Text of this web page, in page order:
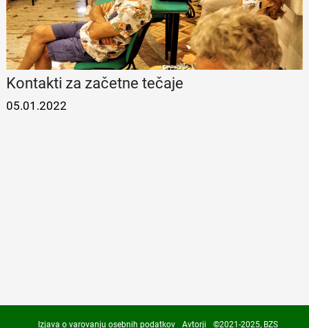
Kontakti za začetne tečaje
05.01.2022
Izjava o varovanju osebnih podatkov Avtorji ©2021-2025, BZS